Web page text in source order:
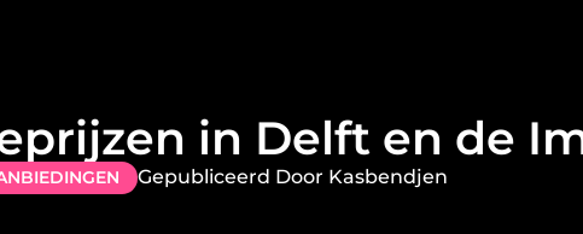
in Delft en de
Gepubliceerd Door Kasbendjen